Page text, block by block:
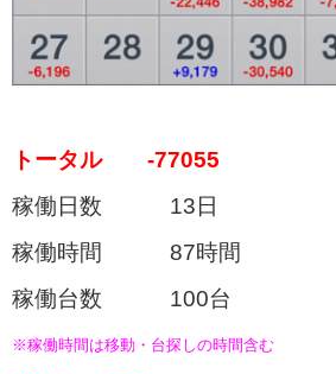
トータル -77055
稼働日数 13日
稼働時間 87時間
稼働台数 100台
※稼働時間は移動・台探しの時間含む